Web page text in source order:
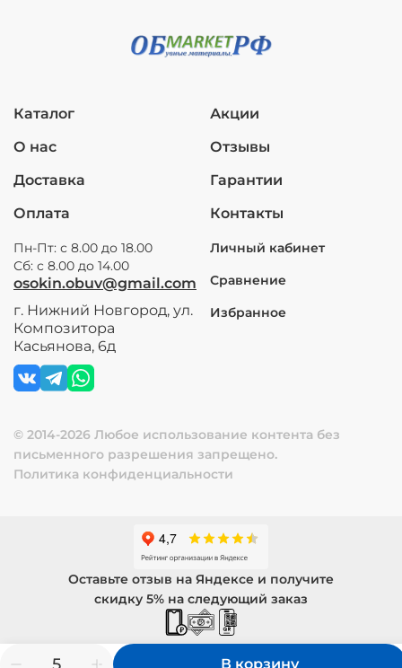
В корзину
Каталог
О нас
Доставка
Оплата
Акции
Отзывы
Гарантии
Контакты
Пн-Пт: с 8.00 до 18.00
Сб: с 8.00 до 14.00
osokin.obuv@gmail.com
г. Нижний Новгород, ул.
Композитора
Касьянова, 6д
Личный кабинет
Сравнение
Избранное
© 2014-2026 Любое использование контента без
письменного разрешения запрещено.
Политика конфиденциальности
Оставьте отзыв на Яндексе и получите
скидку 5% на следующий заказ